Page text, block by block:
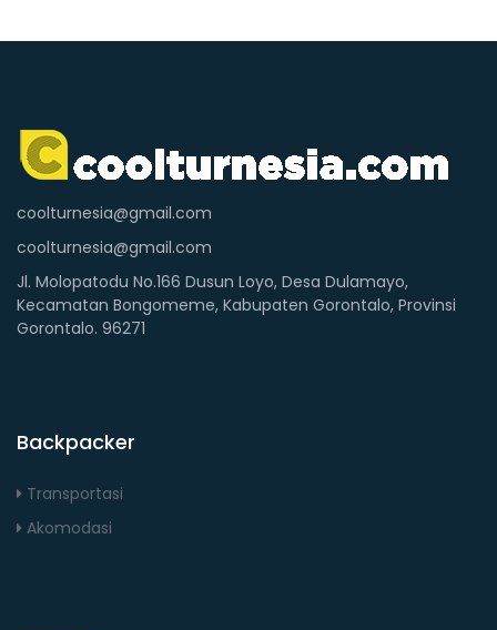
coolturnesia@gmail.com
coolturnesia@gmail.com
Jl. Molopatodu No.166 Dusun Loyo, Desa Dulamayo,
Kecamatan Bongomeme, Kabupaten Gorontalo, Provinsi
Gorontalo. 96271
Backpacker
Transportasi
Akomodasi